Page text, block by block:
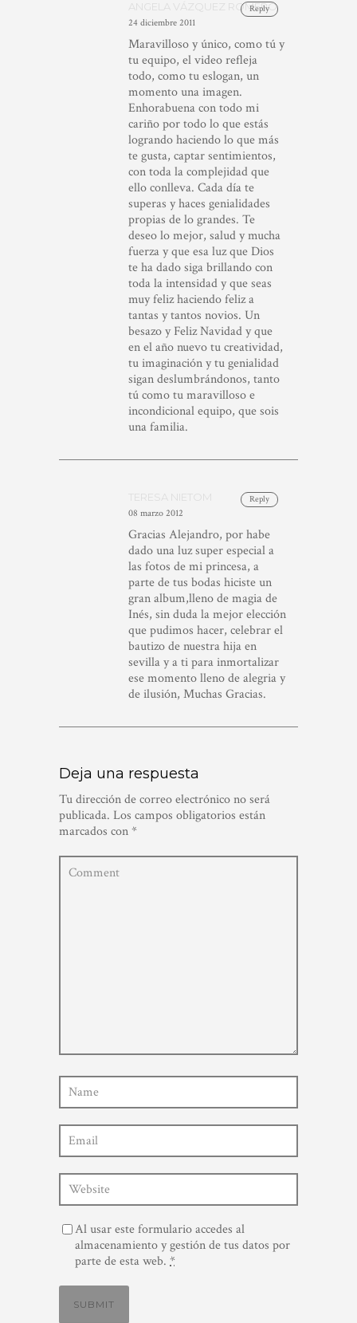
Reply
ANGELA VÁZQUEZ ROMERO
24 diciembre 2011
Maravilloso y único, como tú y
tu equipo, el video refleja
todo, como tu eslogan, un
momento una imagen.
Enhorabuena con todo mi
cariño por todo lo que estás
logrando haciendo lo que más
te gusta, captar sentimientos,
con toda la complejidad que
ello conlleva. Cada día te
superas y haces genialidades
propias de lo grandes. Te
deseo lo mejor, salud y mucha
fuerza y que esa luz que Dios
te ha dado siga brillando con
toda la intensidad y que seas
muy feliz haciendo feliz a
tantas y tantos novios. Un
besazo y Feliz Navidad y que
en el año nuevo tu creatividad,
tu imaginación y tu genialidad
sigan deslumbrándonos, tanto
tú como tu maravilloso e
incondicional equipo, que sois
una familia.
Reply
08 marzo 2012
Gracias Alejandro, por habe
dado una luz super especial a
las fotos de mi princesa, a
parte de tus bodas hiciste un
gran album,lleno de magia de
Inés, sin duda la mejor elección
que pudimos hacer, celebrar el
bautizo de nuestra hija en
sevilla y a ti para inmortalizar
ese momento lleno de alegria y
de ilusión, Muchas Gracias.
Deja una respuesta
Tu dirección de correo electrónico no será
publicada. Los campos obligatorios están
marcados con*
Al usar este formulario accedes al
almacenamiento y gestión de tus datos por
parte de esta web. *